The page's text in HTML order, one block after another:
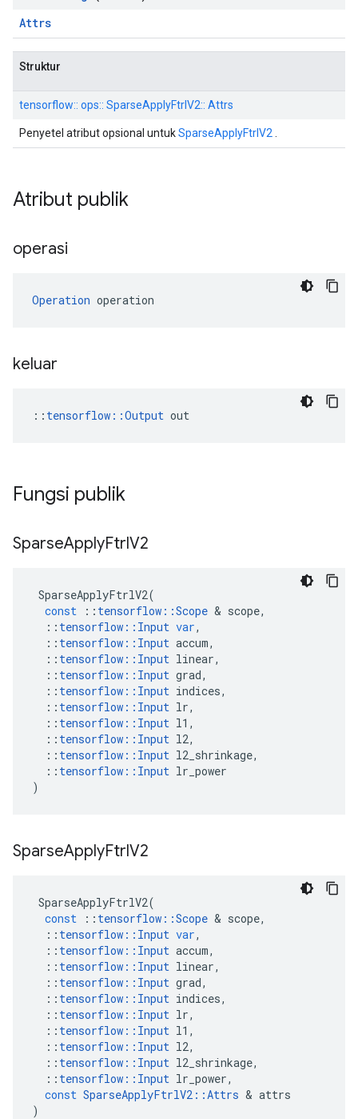
Attrs
Struktur
tensorflow:: ops:: SparseApplyFtrlV2:: Attrs
Penyetel atribut opsional untukSparseApplyFtrlV2
Atribut publik
operasi
Operation operation
keluar
:: tensorflow::Output out
Fungsi publik
SparseApplyFtrlV2
SparseApplyFtrlV2(
const
:: tensorflow ::Scope & scope,
:: tensorflow :: Input var,
:: tensorflow :: Input accum,
:: tensorflow :: Input linear,
:: tensorflow :: Input grad,
:: tensorflow :: Input indices,
:: tensorflow :: Input lr,
:: tensorflow :: Input l1 ,
:: tensorflow :: Input l2,
:: tensorflow :: Input l2_shrinkage,
:: tensorflow :: Input lr_power
)
SparseApplyFtrlV2
SparseApplyFtrlV2(
const
:: tensorflow ::Scope & scope,
:: tensorflow :: Input var,
:: tensorflow :: Input accum,
:: tensorflow :: Input linear,
:: tensorflow :: Input grad,
:: tensorflow :: Input indices,
:: tensorflow :: Input lr,
:: tensorflow :: Input l1 ,
:: tensorflow :: Input l2,
:: tensorflow :: Input l2_shrinkage,
:: tensorflow :: Input lr_power,
const SparseApplyFtrlV2 ::Attrs & attrs
)